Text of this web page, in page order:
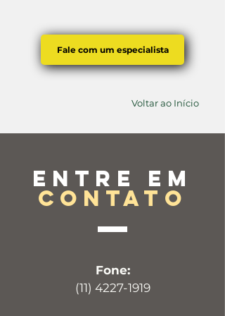
Fale com um especialista
Voltar ao Início
Entre em
contato
Fone:
(11) 4227-1919